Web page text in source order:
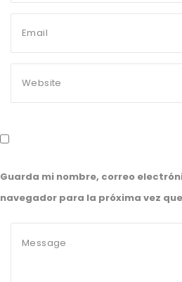
Guarda mi nombre, correo
navegador para la próxima vez